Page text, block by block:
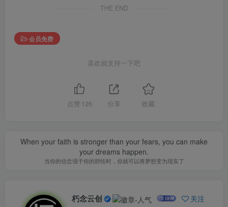
THE END
会员免费
喜欢就支持一下吧
点赞 126 分享 收藏
When your faith is stronger than your fears, you can make
your dreams happen.
当你的信念强于你的胆怯时，你就可以将梦想变为现实了
朽念云创 关注